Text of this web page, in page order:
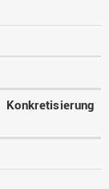
Konkretisierung